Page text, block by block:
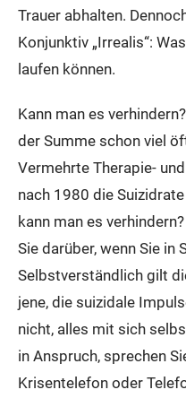
Trauer abhalten.
Konjunktiv „Irrealis“:
laufen können.
Kann man es
der Summe schon viel
Vermehrte Therapie-
nach 1980 die
kann man es
Sie darüber, wenn Sie in
Selbstverständlich gilt
jene, die suizidale
nicht, alles mit sich
in Anspruch, sprechen
Krisentelefon oder